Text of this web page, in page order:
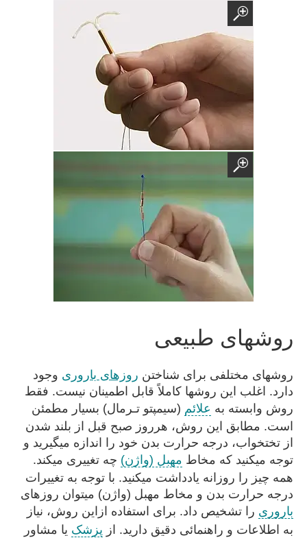
روشهای طبیعی
روشهای مختلفی برای شناختن روزهای باروری وجود
دارد. اغلب این روشها کاملاً قابل اطمینان نیست. فقط
روش وابسته به علائم (سیمپتو تـرمال) بسیار مطمئن
است. مطابق این روش، هرروز صبح قبل از بلند شدن
از تختخواب، درجه حرارت بدن خود را اندازه میگیرید و
توجه میکنید که مخاط مهبل (واژن) چه تغییری میکند.
همه چیز را روزانه یادداشت میکنید. با توجه به تغییرات
درجه حرارت بدن و مخاط مهبل (واژن) میتوان روزهای
باروری را تشخیص داد. برای استفاده ازاین روش، نیاز
به اطلاعات و راهنمائی دقیق دارید. از پزشک یا مشاور